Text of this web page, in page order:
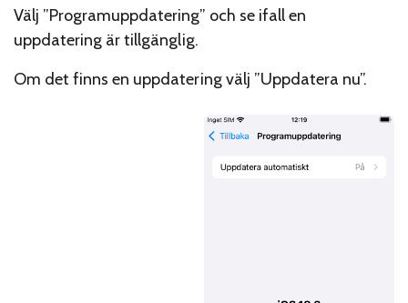
Välj ”Programuppdatering” och se ifall en
uppdatering är tillgänglig.
Om det finns en uppdatering välj ”Uppdatera nu”.